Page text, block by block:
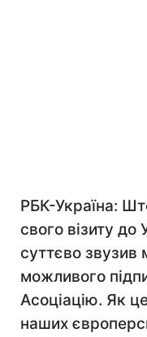
РБК-Україна:
свого візиту до
суттєво звузив
можливого
Асоціацію. Як
наших